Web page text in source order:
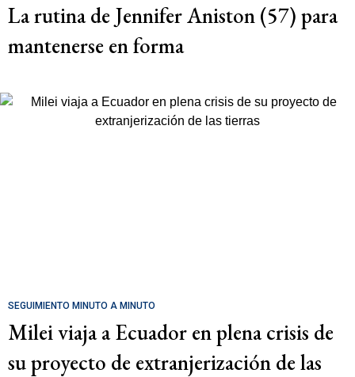
La rutina de Jennifer Aniston (57) para
mantenerse en forma
SEGUIMIENTO MINUTO A MINUTO
Milei viaja a Ecuador en plena crisis de
su proyecto de extranjerización de las